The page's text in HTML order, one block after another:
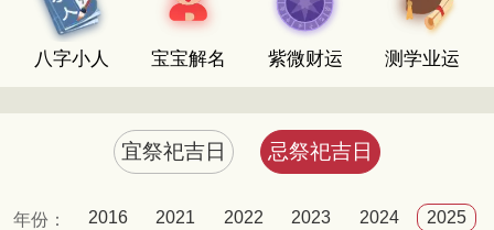
八字小人 宝宝解名 紫微财运 测学业运
宜祭祀吉日 忌祭祀吉日
年份： 2016 2021 2022 2023 2024
2025